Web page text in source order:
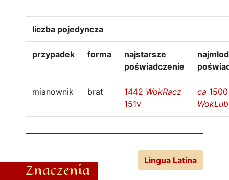
liczba pojedyncza
przypadek forma
najstarsze
poświadczenie
mianownik brat 1442 WokRacz
151v
ca 1500
WokLub
Znaczenia
Lingua Latina